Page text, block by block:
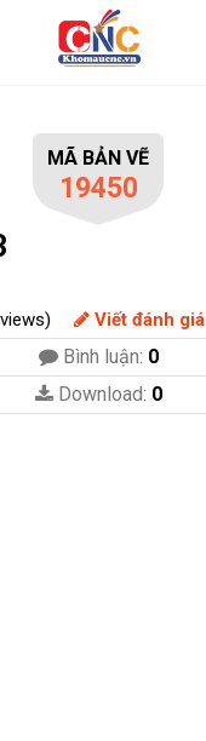
MÃ BẢN VẼ
19450
Viết đánh giá
Bình luận: 0
Download: 0